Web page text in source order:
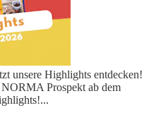
unsere Highlights entdecken!
Prospekt ab dem
...